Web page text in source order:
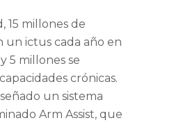
15 millones de
un ictus cada año en
5 millones se
crónicas.
un sistema
Arm Assist, que